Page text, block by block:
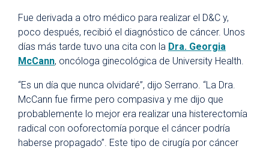
Fue derivada a otro médico para realizar el D&C y,
poco después, recibió el diagnóstico de cáncer. Unos
días más tarde tuvo una cita con la Dra. Georgia
McCann, oncóloga ginecológica de University Health.
“Es un día que nunca olvidaré”, dijo Serrano. “La Dra.
McCann fue firme pero compasiva y me dijo que
probablemente lo mejor era realizar una histerectomía
radical con ooforectomía porque el cáncer podría
haberse propagado”. Este tipo de cirugía por cáncer